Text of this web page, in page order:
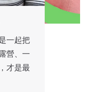
一起把
營、一
才是最